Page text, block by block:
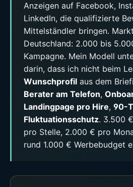
Anzeigen auf Facebook,
LinkedIn, die qualifizierte
Mittelständler bringen.
Deutschland: 2.000 bis
Kampagne. Mein Modell
darin, dass ich nicht beim
Wunschprofil aus dem
Berater am Telefon,
Landingpage pro Hire, 90-
Fluktuationsschutz. 3.500
pro Stelle, 2.000 € pro
rund 1.000 € Werbebudget